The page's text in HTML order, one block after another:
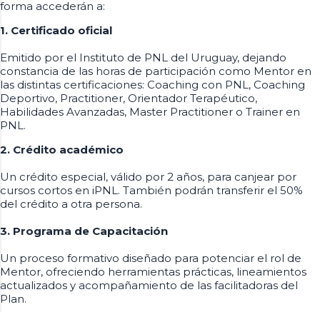
forma accederán a:
1. Certificado oficial
Emitido por el Instituto de PNL del Uruguay, dejando
constancia de las horas de participación como Mentor en
las distintas certificaciones: Coaching con PNL, Coaching
Deportivo, Practitioner, Orientador Terapéutico,
Habilidades Avanzadas, Master Practitioner o Trainer en
PNL.
2. Crédito académico
Un crédito especial, válido por 2 años, para canjear por
cursos cortos en iPNL. También podrán transferir el 50%
del crédito a otra persona.
3. Programa de Capacitación
Un proceso formativo diseñado para potenciar el rol de
Mentor, ofreciendo herramientas prácticas, lineamientos
actualizados y acompañamiento de las facilitadoras del
Plan.